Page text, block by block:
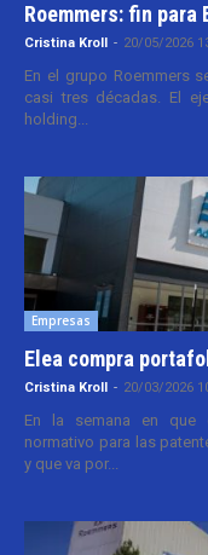
Roemmers: fin para
Cristina Kroll - 20/05/2026
En el grupo Roemmers
casi tres décadas. El
holding...
Empresas
Elea compra
Cristina Kroll - 20/03/2026
En la semana en que
normativo para las
y que va por...